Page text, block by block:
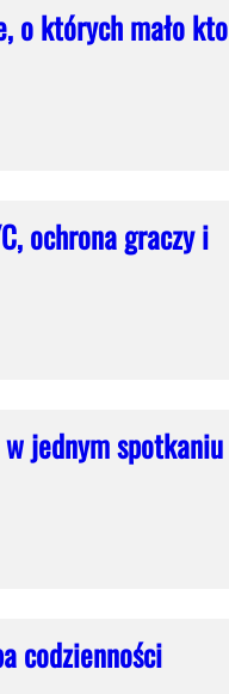
o których mało kto
ochrona graczy i
jednym spotkaniu
codzienności